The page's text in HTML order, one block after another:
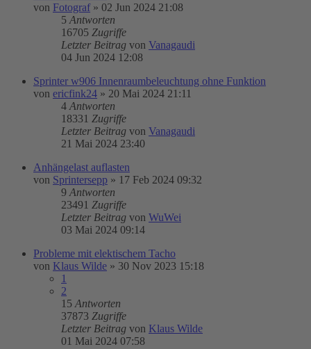
von Fotograf » 02 Jun 2024 21:08
5 Antworten
16705 Zugriffe
Letzter Beitrag von Vanagaudi
04 Jun 2024 12:08
Sprinter w906 Innenraumbeleuchtung ohne Funktion
von ericfink24 » 20 Mai 2024 21:11
4 Antworten
18331 Zugriffe
Letzter Beitrag von Vanagaudi
21 Mai 2024 23:40
Anhängelast auflasten
von Sprintersepp » 17 Feb 2024 09:32
9 Antworten
23491 Zugriffe
Letzter Beitrag von WuWei
03 Mai 2024 09:14
Probleme mit elektischem Tacho
von Klaus Wilde » 30 Nov 2023 15:18
1
2
15 Antworten
37873 Zugriffe
Letzter Beitrag von Klaus Wilde
01 Mai 2024 07:58